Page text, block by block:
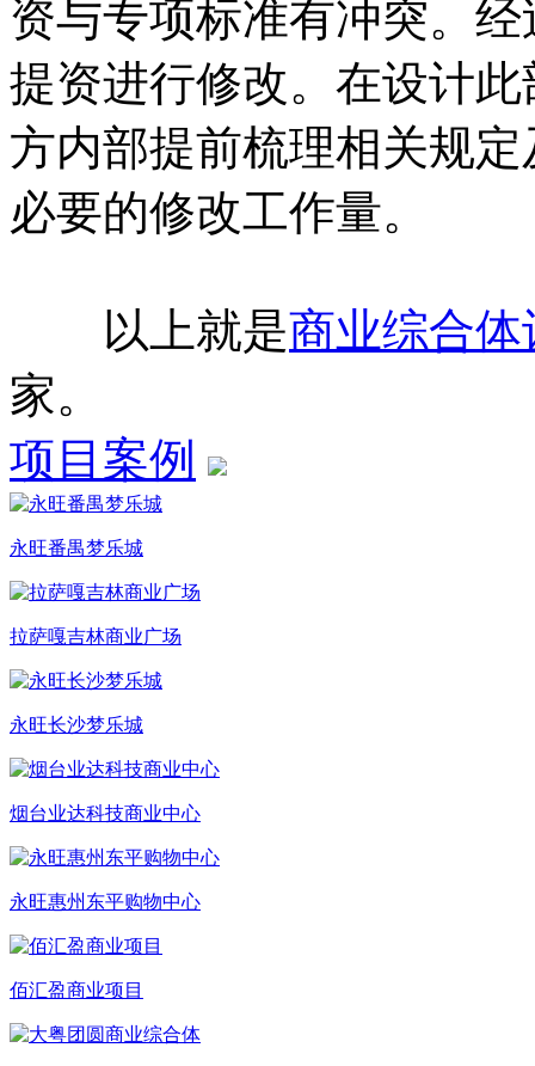
资与专项标准有冲突。
提资进行修改。在设计
方内部提前梳理相关规
必要的修改工作量。
以上就是商业综合体
家。
项目案例
永旺番禺梦乐城
拉萨嘎吉林商业广场
永旺长沙梦乐城
烟台业达科技商业中心
永旺惠州东平购物中心
佰汇盈商业项目